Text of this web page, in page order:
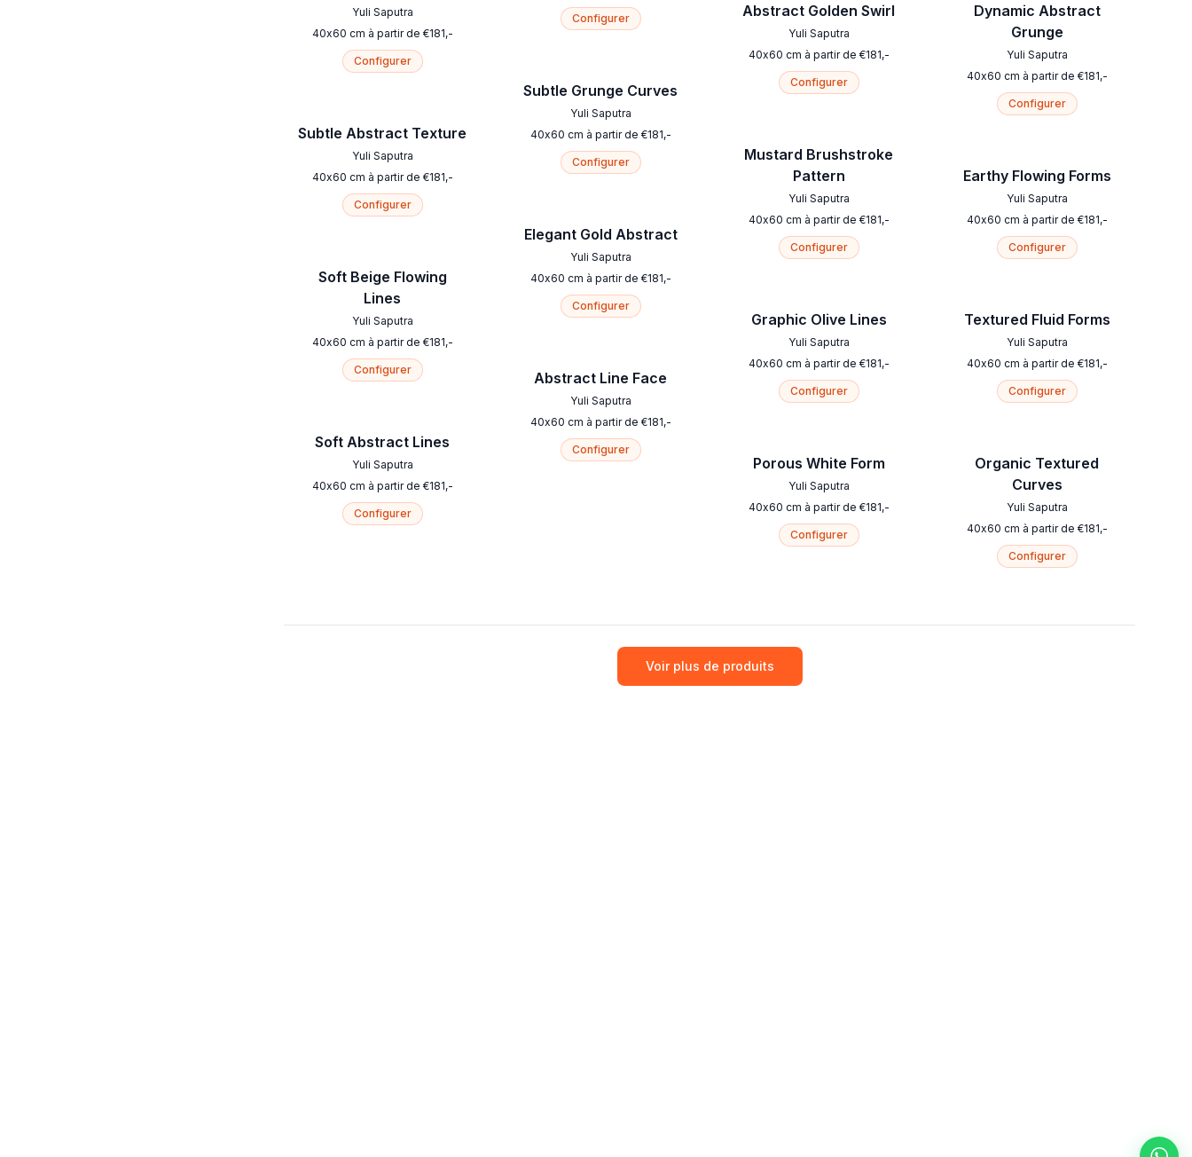
Yuli Saputra
40x60 cm à partir de €181,-
Configurer
Subtle Abstract Texture
Yuli Saputra
40x60 cm à partir de €181,-
Configurer
Soft Beige Flowing
Lines
Yuli Saputra
40x60 cm à partir de €181,-
Configurer
Soft Abstract Lines
Yuli Saputra
40x60 cm à partir de €181,-
Configurer
Configurer
Subtle Grunge Curves
Yuli Saputra
40x60 cm à partir de €181,-
Configurer
Elegant Gold Abstract
Yuli Saputra
40x60 cm à partir de €181,-
Configurer
Abstract Line Face
Yuli Saputra
40x60 cm à partir de €181,-
Configurer
Abstract Golden Swirl
Yuli Saputra
40x60 cm à partir de €181,-
Configurer
Mustard Brushstroke
Pattern
Yuli Saputra
40x60 cm à partir de €181,-
Configurer
Graphic Olive Lines
Yuli Saputra
40x60 cm à partir de €181,-
Configurer
Porous White Form
Yuli Saputra
40x60 cm à partir de €181,-
Configurer
Dynamic Abstract
Grunge
Yuli Saputra
40x60 cm à partir de €181,-
Configurer
Earthy Flowing Forms
Yuli Saputra
40x60 cm à partir de €181,-
Configurer
Textured Fluid Forms
Yuli Saputra
40x60 cm à partir de €181,-
Configurer
Organic Textured
Curves
Yuli Saputra
40x60 cm à partir de €181,-
Configurer
Voir plus de produits